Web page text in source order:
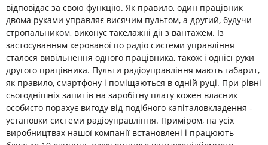
відповідає за свою функцію. Як правило, один працівник
двома руками управляє висячим пультом, а другий, будучи
стропальником, виконує такелажні дії з вантажем. Із
застосуванням керованої по радіо системи управління
сталося вивільнення одного працівника, також і однієї руки
другого працівника. Пульти радіоуправління мають габарит,
як правило, смартфону і поміщаються в одній руці. При рівні
сьогоднішніх запитів на заробітну плату кожен власник
особисто порахує вигоду від подібного капіталовкладення -
установки системи радіоуправління. Приміром, на усіх
виробництвах нашої компанії встановлені і працюють